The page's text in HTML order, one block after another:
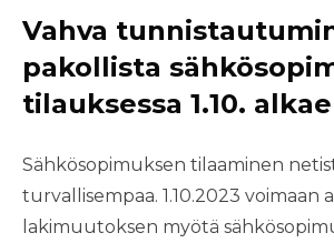
Vahva
pakollista
tilauksessa 1.10.
Sähkösopimuksen tilaaminen
turvallisempaa. 1.10.2023 voimaan
lakimuutoksen myötä